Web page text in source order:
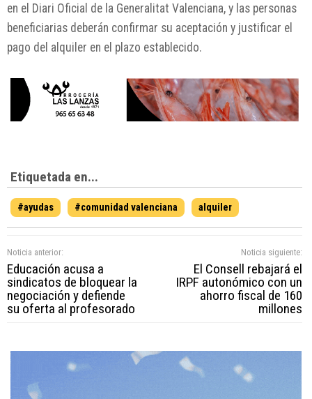
en el Diari Oficial de la Generalitat Valenciana, y las personas
beneficiarias deberán confirmar su aceptación y justificar el
pago del alquiler en el plazo establecido.
Etiquetada en...
#ayudas #comunidad valenciana alquiler
Noticia anterior:
Educación acusa a
sindicatos de bloquear la
negociación y defiende
su oferta al profesorado
Noticia siguiente:
El Consell rebajará el
IRPF autonómico con un
ahorro fiscal de 160
millones